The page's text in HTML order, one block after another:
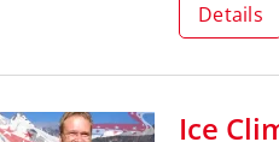
Details
Ice